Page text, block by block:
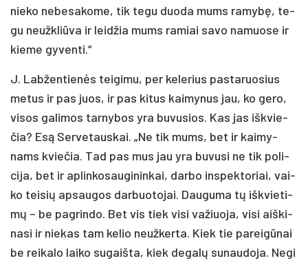
nie­ko ne­be­sa­ko­me, tik te­gu duo­da mums ra­my­bę, te­
gu neužk­liū­va ir lei­džia mums ra­miai sa­vo na­muo­se ir
kie­me gy­ven­ti.“
J. Lab­žen­tie­nės tei­gi­mu, per ke­le­rius pa­sta­ruo­sius
me­tus ir pas juos, ir pas ki­tus kai­my­nus jau, ko ge­ro,
vi­sos ga­li­mos tar­ny­bos yra bu­vu­sios. Kas jas iš­kvie­
čia? Esą Ser­ve­taus­kai. „Ne tik mums, bet ir kai­my­
nams kvie­čia. Tad pas mus jau yra bu­vu­si ne tik po­li­
ci­ja, bet ir ap­lin­ko­sau­gi­nin­kai, dar­bo ins­pek­to­riai, vai­
ko tei­sių ap­sau­gos dar­buo­to­jai. Dau­gu­ma tų iš­kvie­ti­
mų – be pa­grin­do. Bet vis tiek vi­si va­žiuo­ja, vi­si aiš­ki­
na­si ir nie­kas tam ke­lio neuž­ker­ta. Kiek tie pa­rei­gū­nai
be rei­ka­lo lai­ko su­gaiš­ta, kiek de­ga­lų su­nau­do­ja. Ne­gi